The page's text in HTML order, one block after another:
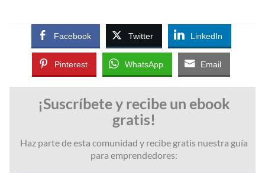
Facebook Twitter LinkedIn
Pinterest WhatsApp Email